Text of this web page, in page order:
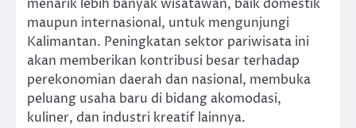
menarik lebih banyak wisatawan, baik domestik
maupun internasional, untuk mengunjungi
Kalimantan. Peningkatan sektor pariwisata ini
akan memberikan kontribusi besar terhadap
perekonomian daerah dan nasional, membuka
peluang usaha baru di bidang akomodasi,
kuliner, dan industri kreatif lainnya.